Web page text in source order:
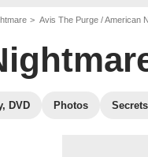
Avis The Purge / American
DVD Photos